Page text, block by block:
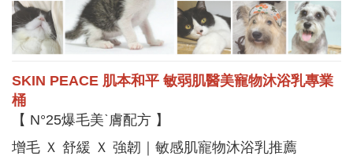
SKIN PEACE 肌本和平 敏弱肌醫美寵物沐浴乳專業
桶
【 N°25爆毛美ˋ膚配方 】
增毛 Ｘ 舒緩 Ｘ 強韌｜敏感肌寵物沐浴乳推薦